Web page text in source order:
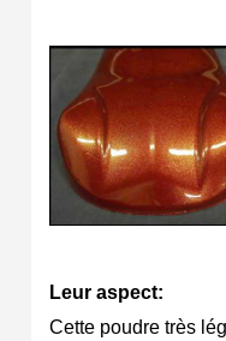
Leur aspect:
Cette poudre très